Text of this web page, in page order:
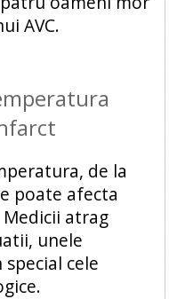
AVC.
de la
poate afecta
atrag
unele
cele